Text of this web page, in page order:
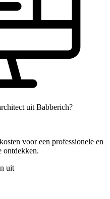
uit Babberich?
voor een professionele en
ontdekken.
uit